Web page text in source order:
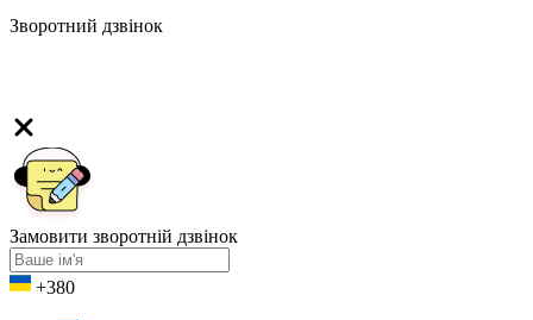
Зворотний дзвінок
Замовити зворотній дзвінок
+380